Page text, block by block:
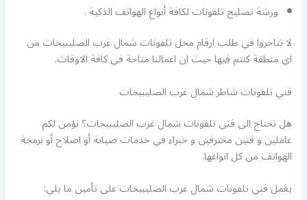
ورشة تصليح تلفونات لكافة أنواع الهواتف الذكية .
لا تتاخروا في طلب ارقام محل تلفونات شمال غرب الصليبيخات من
اي منطقة كنتم فيها حيث ان اعمالنا متاحة في كافة الاوقات.
فني تلفونات شاطر شمال غرب الصليبيخات
هل تحتاج الى فني تلفونات شمال غرب الصليبيخات؟ نؤمن لكم
عاملين و فنين محترفين و خبراء في خدمات صيانة أو اصلاح أو برمجة
الهواتف من كل انواعها.
يعمل فني تلفونات شمال غرب الصليبيخات على تأمين ما يلي: